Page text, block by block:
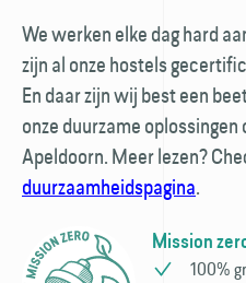
We werken elke dag hard
zijn al onze hostels
En daar zijn wij best een
onze duurzame
Apeldoorn. Meer lezen?
duurzaamheidspagina.
Mission
100%